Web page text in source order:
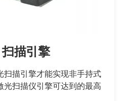
描引擎
扫描引擎才能实现非手持式
光扫描仪引擎可达到的最高